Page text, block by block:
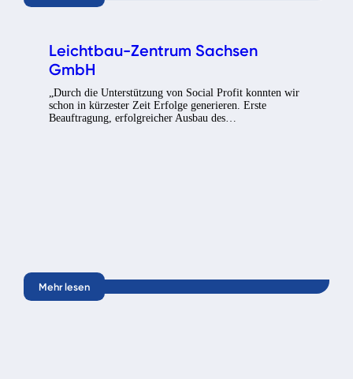
Leichtbau-Zentrum Sachsen
GmbH
„Durch die Unterstützung von Social Profit konnten wir
schon in kürzester Zeit Erfolge generieren. Erste
Beauftragung, erfolgreicher Ausbau des…
Mehr lesen